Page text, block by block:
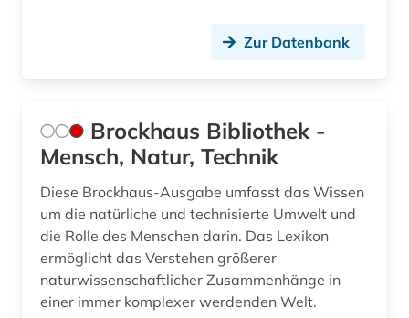
Zur Datenbank
Brockhaus Bibliothek -
Mensch, Natur, Technik
Diese Brockhaus-Ausgabe umfasst das Wissen
um die natürliche und technisierte Umwelt und
die Rolle des Menschen darin. Das Lexikon
ermöglicht das Verstehen größerer
naturwissenschaftlicher Zusammenhänge in
einer immer komplexer werdenden Welt.